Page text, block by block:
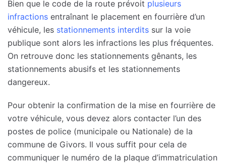
Bien que le code de la route prévoit plusieurs
infractions entraînant le placement en fourrière d’un
véhicule, les stationnements interdits sur la voie
publique sont alors les infractions les plus fréquentes.
On retrouve donc les stationnements gênants, les
stationnements abusifs et les stationnements
dangereux.
Pour obtenir la confirmation de la mise en fourrière de
votre véhicule, vous devez alors contacter l’un des
postes de police (municipale ou Nationale) de la
commune de Givors. Il vous suffit pour cela de
communiquer le numéro de la plaque d’immatriculation